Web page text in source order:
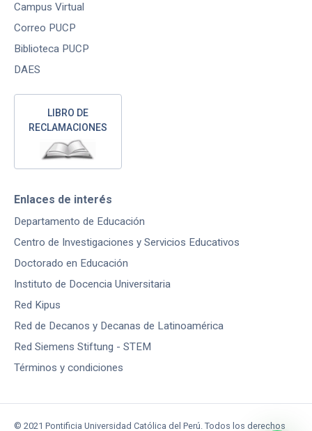
Campus Virtual
Correo PUCP
Biblioteca PUCP
DAES
LIBRO DE
RECLAMACIONES
Enlaces de interés
Departamento de Educación
Centro de Investigaciones y Servicios Educativos
Doctorado en Educación
Instituto de Docencia Universitaria
Red Kipus
Red de Decanos y Decanas de Latinoamérica
Red Siemens Stiftung - STEM
Términos y condiciones
© 2021 Pontificia Universidad Católica del Perú. Todos los derechos